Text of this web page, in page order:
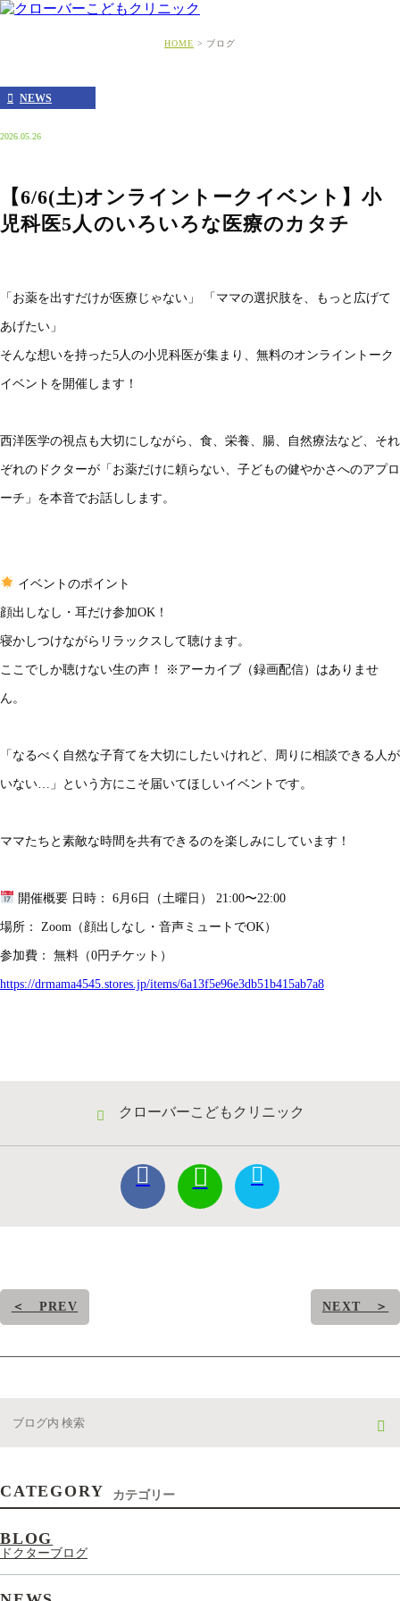
HOME ブログ
NEWS
2026.05.26
【6/6(土)オンライントークイベント】小
児科医5人のいろいろな医療のカタチ
「お薬を出すだけが医療じゃない」 「ママの選択肢を、もっと広げて
あげたい」
そんな想いを持った5人の小児科医が集まり、無料のオンライントーク
イベントを開催します！
西洋医学の視点も大切にしながら、食、栄養、腸、自然療法など、それ
ぞれのドクターが「お薬だけに頼らない、子どもの健やかさへのアプロ
ーチ」を本音でお話しします。
イベントのポイント
顔出しなし・耳だけ参加OK！
寝かしつけながらリラックスして聴けます。
ここでしか聴けない生の声！ ※アーカイブ（録画配信）はありませ
ん。
「なるべく自然な子育てを大切にしたいけれど、周りに相談できる人が
いない…」という方にこそ届いてほしいイベントです。
ママたちと素敵な時間を共有できるのを楽しみにしています！
開催概要 日時： 6月6日（土曜日） 21:00〜22:00
場所： Zoom（顔出しなし・音声ミュートでOK）
参加費： 無料（0円チケット）
https://drmama4545.stores.jp/items/6a13f5e96e3db51b415ab7a8
クローバーこどもクリニック
＜ PREV NEXT ＞
CATEGORY カテゴリー
BLOG
ドクターブログ